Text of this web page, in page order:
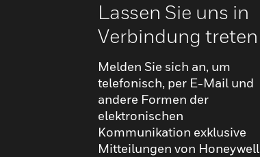
Lassen Sie uns in
Verbindung treten
Melden Sie sich an, um
telefonisch, per E-Mail und
andere Formen der
elektronischen
Kommunikation exklusive
Mitteilungen von Honeywell